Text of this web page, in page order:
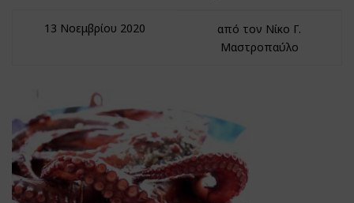
13 Νοεμβρίου 2020
από τον Νίκο Γ.
Μαστροπαύλο